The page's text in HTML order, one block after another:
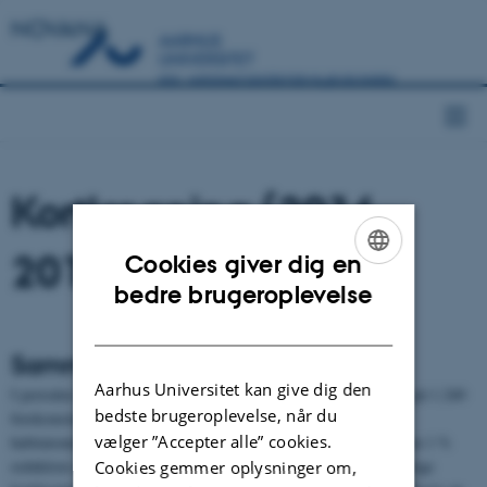
NOVANA
Kortlægning (2016-
2019)
Sammenfatning
I perioden 2016-2019 er kortlagt 10.578 ha med tør hede fordelt på 1.240
forekomster og 87 habitatområder. Inden for den gamle
habitatområdeafgrænsning (før 2018) har kortlægningen ført til en 1 %
reduktion af det kendte areal med naturtypen i forhold til den forrige
ENGLISH
Cookies giver dig en
bedre brugeroplevelse
Aarhus Universitet kan give dig den
bedste brugeroplevelse, når du
vælger ”Accepter alle” cookies.
Cookies gemmer oplysninger om,